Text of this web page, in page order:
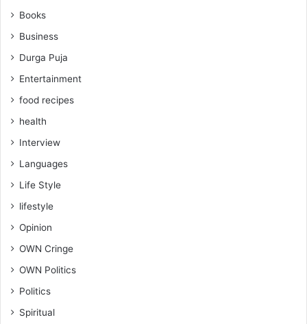
Books
Business
Durga Puja
Entertainment
food recipes
health
Interview
Languages
Life Style
lifestyle
Opinion
OWN Cringe
OWN Politics
Politics
Spiritual